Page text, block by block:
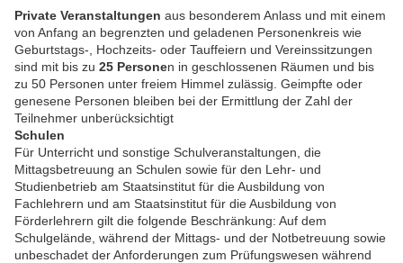
Private Veranstaltungen aus besonderem Anlass und mit einem
von Anfang an begrenzten und geladenen Personenkreis wie
Geburtstags-, Hochzeits- oder Tauffeiern und Vereinssitzungen
sind mit bis zu 25 Personen in geschlossenen Räumen und bis
zu 50 Personen unter freiem Himmel zulässig. Geimpfte oder
genesene Personen bleiben bei der Ermittlung der Zahl der
Teilnehmer unberücksichtigt
Schulen
Für Unterricht und sonstige Schulveranstaltungen, die
Mittagsbetreuung an Schulen sowie für den Lehr- und
Studienbetrieb am Staatsinstitut für die Ausbildung von
Fachlehrern und am Staatsinstitut für die Ausbildung von
Förderlehrern gilt die folgende Beschränkung: Auf dem
Schulgelände, während der Mittags- und der Notbetreuung sowie
unbeschadet der Anforderungen zum Prüfungswesen während